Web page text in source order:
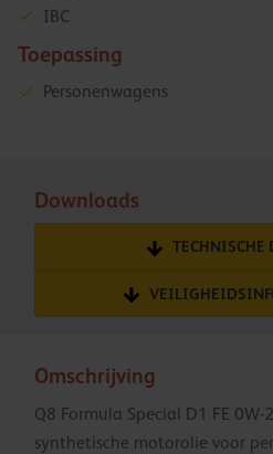
IBC
Toepassing
Personenwagens
Downloads
TECHNISCHE
Omschrijving
Q8 Formula Special D1 FE
synthetische motorolie voor